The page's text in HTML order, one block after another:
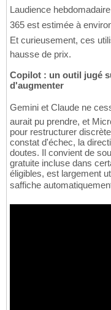
Laudience
365 est estimée à
Et curieusement, ces
hausse de prix.
Copilot : un outil jugé
d'augmenter
Gemini et Claude ne
aurait pu prendre, et
pour restructurer
constat d'échec, la
doutes. Il convient de
gratuite incluse dans
éligibles, est largement
saffiche